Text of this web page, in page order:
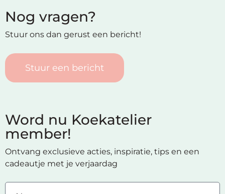
Nog vragen?
Stuur ons dan gerust een bericht!
Stuur een bericht
Word nu Koekatelier
member!
Ontvang exclusieve acties, inspiratie, tips en een
cadeautje met je verjaardag